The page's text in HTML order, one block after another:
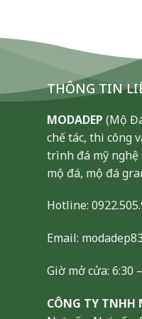
THÔNG TIN
MODADEP (Mộ
chế tác, thi công
trình đá mỹ nghệ
mộ đá, mộ đá
Hotline:
Email:
Giờ mở cửa: 6:30
CÔNG TY